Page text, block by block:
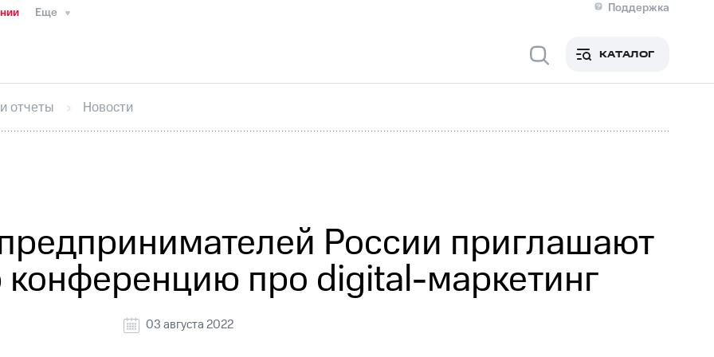
Еще
Поддержка
Медиа-центр
ИнтервьюФинансовая отчетностьКонтактыНовости в регионе
секретарьРаскрытие информации
кабинет акционераАкционерный капиталКонтроль и аудитРынок акций
КАТАЛОГ
отчеты Новости
России приглашают
конференцию про digital-маркетинг
03 августа 2022